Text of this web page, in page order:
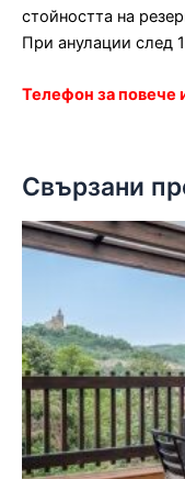
стойността на
При анулации след
Телефон за
Свързани